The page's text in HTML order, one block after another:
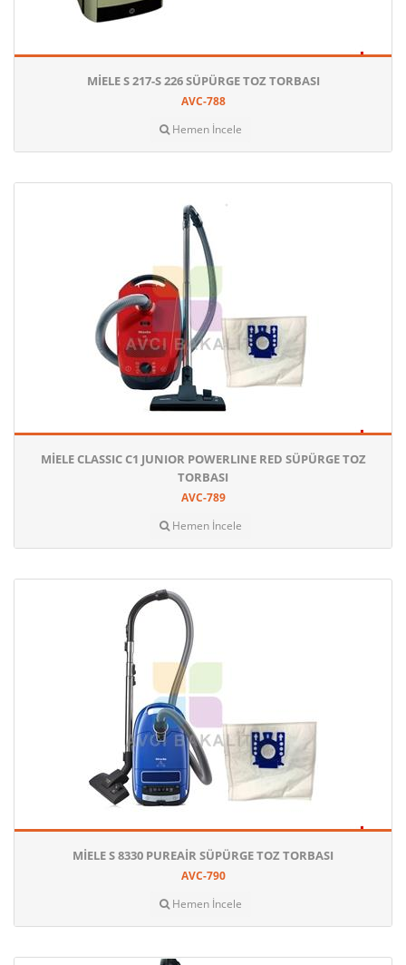
MIELE S 217-S 226 SÜPÜRGE TOZ TORBASI
AVC-788
Hemen İncele
MIELE CLASSIC C1 JUNIOR POWERLINE RED SÜPÜRGE TOZ
TORBASI
AVC-789
Hemen İncele
MIELE S 8330 PUREAIR SÜPÜRGE TOZ TORBASI
AVC-790
Hemen İncele